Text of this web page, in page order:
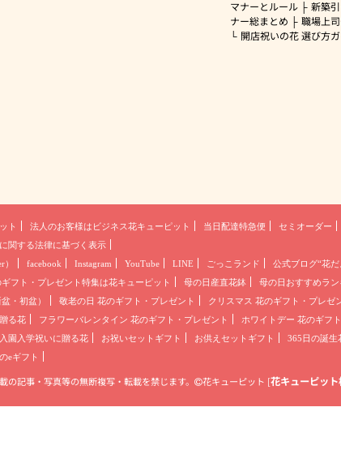
マナーとルール
新築
ナー総まとめ
職場上
開店祝いの花 選び方
ト 法人のお客様は ビジネス花キューピット 当日配達特急便 セミオーダー
関する法律に基づく表示
facebook Instagram YouTube LINE ごっこランド
公式ブログ“花だ
フト・プレゼント 特集は花キューピット 母の日産直花鉢 母の日おすすめラ
・初盆）
敬老の日 花のギフト・プレゼント クリスマス 花のギフト・プレゼ
る花
フラワーバレンタイン 花のギフト・プレゼント
ホワイトデー 花のギフ
園入学祝いに贈る花
お祝いセットギフト お供えセットギフト 365日の誕生
eギフト
の記事・写真等の無断複写・転載を禁じます。 花キューピット [花キューピッ